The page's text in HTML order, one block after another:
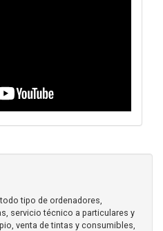
tipo de ordenadores,
servicio técnico a particulares y
venta de tintas y consumibles,